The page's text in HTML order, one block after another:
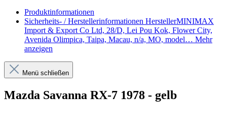
Produktinformationen
Sicherheits- / Herstellerinformationen HerstellerMINIMAX
Import & Export Co Ltd, 28/D, Lei Pou Kok, Flower City,
Avenida Olimpica, Taipa, Macau, n/a, MO, model… Mehr
anzeigen
Menü schließen
Mazda Savanna RX-7 1978 - gelb